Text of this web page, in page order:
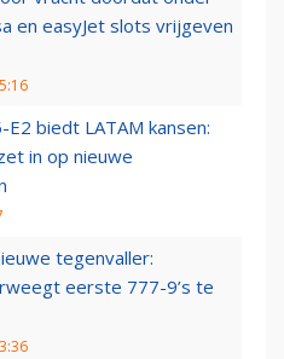
en easyJet slots vrijgeven
E2 biedt LATAM kansen:
in op nieuwe
tegenvaller:
eerste 777-9’s te